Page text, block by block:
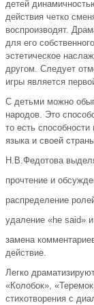
детей
действия четко
воспроизводят.
для его
эстетическое
другом. Следует
игры является
С детьми можно
народов. Это
то есть
языка и своей
Н.В.Федотова
прочтение и
распределение
удаление «he said»
замена
действие.
Легко
«Колобок»,
стихотворения с